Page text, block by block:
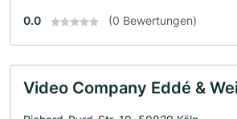
0.0 (0 Bewertungen)
Video Company Eddé &